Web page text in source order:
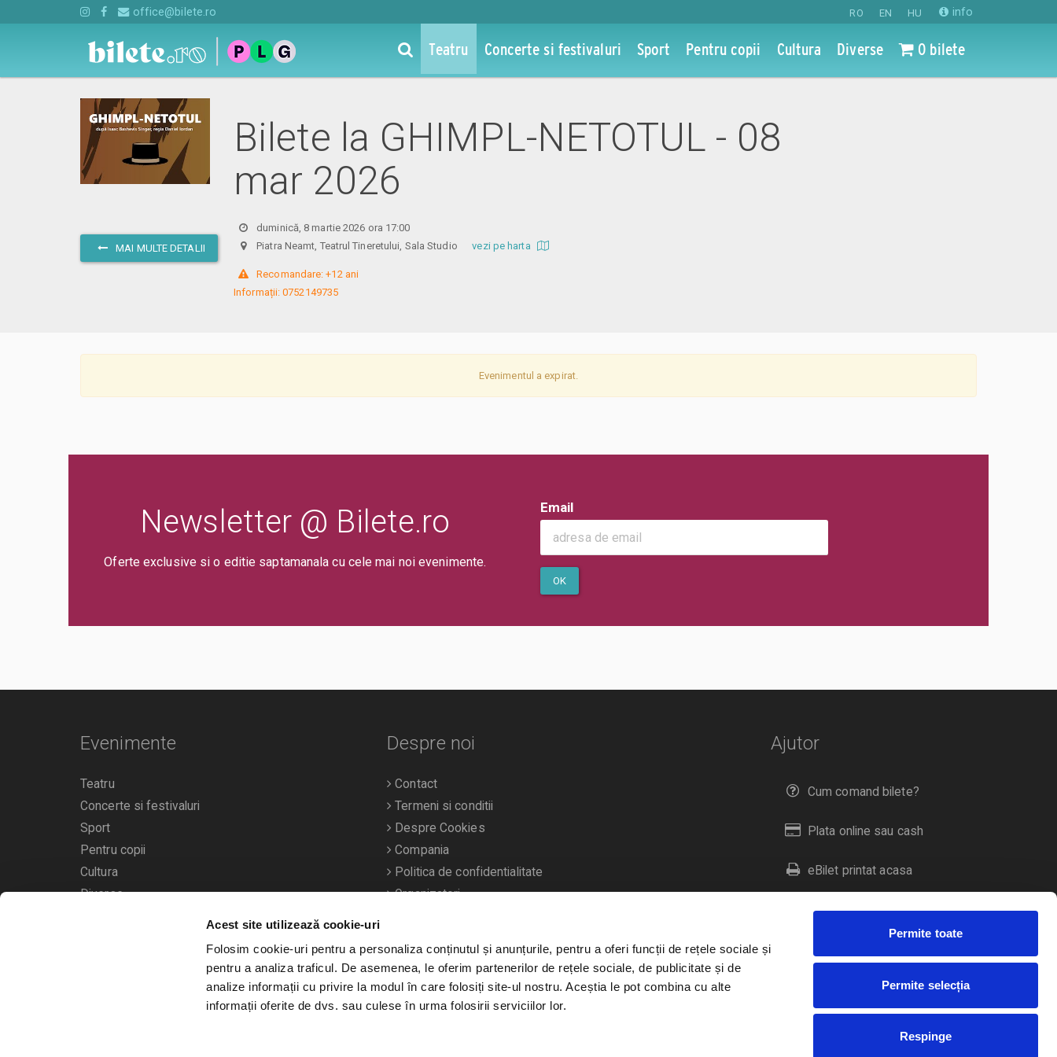
Acest site utilizează cookie-uri
Folosim cookie-uri pentru a personaliza conținutul și anunțurile, pentru a oferi funcții de rețele sociale și
pentru a analiza traficul. De asemenea, le oferim partenerilor de rețele sociale, de publicitate și de
analize informații cu privire la modul în care folosiți site-ul nostru. Aceștia le pot combina cu alte
informații oferite de dvs. sau culese în urma folosirii serviciilor lor.
Permite toate
Permite selecția
Respinge
RO EN HU info
office@bilete.ro
Teatru Concerte si festivaluri Sport Pentru copii Cultura Diverse 0 bilete
MAI MULTE DETALII
Bilete la GHIMPL-NETOTUL - 08
mar 2026
duminică, 8 martie 2026 ora 17:00
Piatra Neamt, Teatrul Tineretului, Sala Studiovezi pe harta
Recomandare: +12 ani
Informații: 0752149735
Evenimentul a expirat.
Newsletter @ Bilete.ro
Oferte exclusive si o editie saptamanala cu cele mai noi evenimente.
Email
OK
Ajutor
Cum comand bilete?
Plata online sau cash
eBilet printat acasa
Livrare prin curier
Duplicare bilete
Evenimente
Teatru
Concerte si festivaluri
Sport
Pentru copii
Cultura
Diverse
Calendarul evenimentelor
Despre noi
Contact
Termeni si conditii
Despre Cookies
Compania
Politica de confidentialitate
Organizatori